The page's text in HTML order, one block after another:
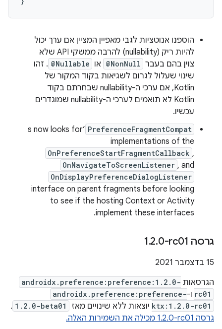
הוספנו אנוטציות לגבי מאפיין המציין אם ערך יכול
להיות ריק (nullability) להרבה ממשקי API שלא
צוין בהם בעבר @NonNull או @Nullable . זהו
שינוי שעלול לגרום לשגיאות בקוד המקור של
Kotlin, אם ערכי ה-nullability שבחרתם בקוד
Kotlin לא תואמים לערכי ה-nullability שמוגדרים
עכשיו.
PreferenceFragmentCompat
’s now looks for
implementations of the
OnPreferenceStartFragmentCallback ,
OnNavigateToScreenListener , and
OnDisplayPreferenceDialogListener
interface on parent fragments before looking
to see if the hosting Context or Activity
implement these interfaces.
גרסה ‎1 .2.0-rc01
15 בדצמבר 2021
הגרסאות androidx.preference:preference:1.2.0-
rc01 ו-androidx.preference:preference-
ktx:1.2.0-rc01 יוצאות ללא שינויים מאז 1.2.0-beta01
.
גרסה ‎1.2.0-rc01 מכילה את השמירות האלה.